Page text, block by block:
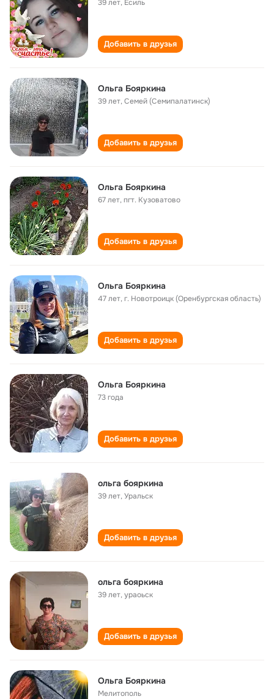
39 лет, Есиль
Добавить в друзья
Ольга Бояркина
39 лет,Семей (Семипалатинск)
Добавить в друзья
Ольга Бояркина
67 лет,пгт. Кузоватово
Добавить в друзья
Ольга Бояркина
47 лет,г. Новотроицк (Оренбургская область)
Добавить в друзья
Ольга Бояркина
73 года
Добавить в друзья
ольга бояркина
39 лет,Уральск
Добавить в друзья
ольга бояркина
39 лет,ураоьск
Добавить в друзья
Ольга Бояркина
Мелитополь